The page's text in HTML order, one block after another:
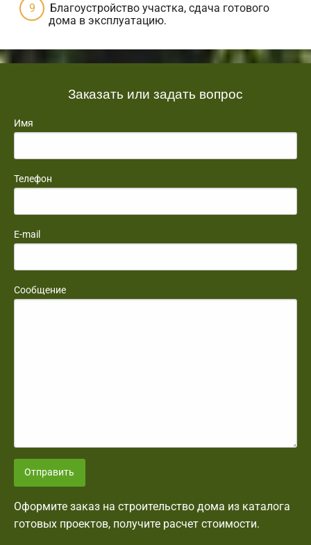
Благоустройство участка, сдача готового
дома в эксплуатацию.
Заказать или задать вопрос
Имя
Телефон
E-mail
Сообщение
Отправить
Оформите заказ на строительство дома из каталога
готовых проектов, получите расчет стоимости.